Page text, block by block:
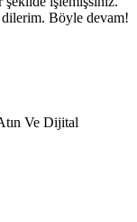
dilerim. Böyle devam!
Ve Dijital